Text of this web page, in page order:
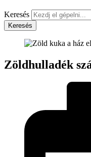
Keresés
Keresés
Zöldhulladék